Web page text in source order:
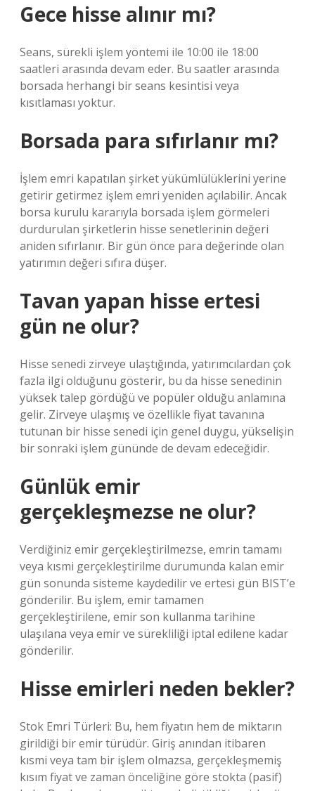
Gece hisse alınır mı?
Seans, sürekli işlem yöntemi ile 10:00 ile 18:00
saatleri arasında devam eder. Bu saatler arasında
borsada herhangi bir seans kesintisi veya
kısıtlaması yoktur.
Borsada para sıfırlanır mı?
İşlem emri kapatılan şirket yükümlülüklerini yerine
getirir getirmez işlem emri yeniden açılabilir. Ancak
borsa kurulu kararıyla borsada işlem görmeleri
durdurulan şirketlerin hisse senetlerinin değeri
aniden sıfırlanır. Bir gün önce para değerinde olan
yatırımın değeri sıfıra düşer.
Tavan yapan hisse ertesi
gün ne olur?
Hisse senedi zirveye ulaştığında, yatırımcılardan çok
fazla ilgi olduğunu gösterir, bu da hisse senedinin
yüksek talep gördüğü ve popüler olduğu anlamına
gelir. Zirveye ulaşmış ve özellikle fiyat tavanına
tutunan bir hisse senedi için genel duygu, yükselişin
bir sonraki işlem gününde de devam edeceğidir.
Günlük emir
gerçekleşmezse ne olur?
Verdiğiniz emir gerçekleştirilmezse, emrin tamamı
veya kısmi gerçekleştirilme durumunda kalan emir
gün sonunda sisteme kaydedilir ve ertesi gün BIST’e
gönderilir. Bu işlem, emir tamamen
gerçekleştirilene, emir son kullanma tarihine
ulaşılana veya emir ve sürekliliği iptal edilene kadar
gönderilir.
Hisse emirleri neden bekler?
Stok Emri Türleri: Bu, hem fiyatın hem de miktarın
girildiği bir emir türüdür. Giriş anından itibaren
kısmi veya tam bir işlem olmazsa, gerçekleşmemiş
kısım fiyat ve zaman önceliğine göre stokta (pasif)